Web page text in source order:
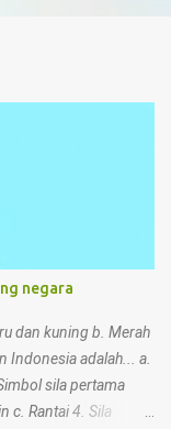
negara
dan kuning b. Merah
Indonesia adalah... a.
sila pertama
c. Rantai 4. Sila